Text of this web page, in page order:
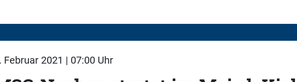
Februar 2021 | 07:00 Uhr